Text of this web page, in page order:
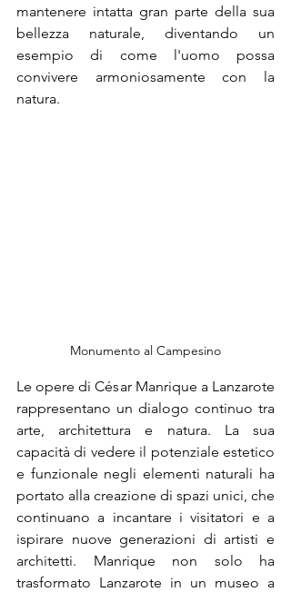
mantenere intatta gran parte della sua
bellezza naturale, diventando un
esempio di come l'uomo possa
convivere armoniosamente con la
natura.
Monumento al Campesino
Le opere di César Manrique a Lanzarote
rappresentano un dialogo continuo tra
arte, architettura e natura. La sua
capacità di vedere il potenziale estetico
e funzionale negli elementi naturali ha
portato alla creazione di spazi unici, che
continuano a incantare i visitatori e a
ispirare nuove generazioni di artisti e
architetti. Manrique non solo ha
trasformato Lanzarote in un museo a